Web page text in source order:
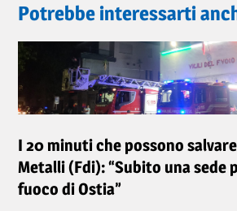
Potrebbe interessarti
I 20 minuti che possono
Metalli (Fdi): “Subito una sede
fuoco di Ostia”